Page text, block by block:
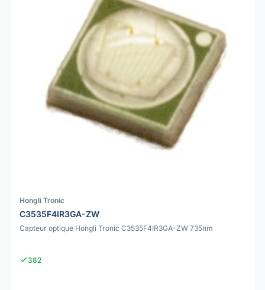
Hongli Tronic
C3535F4IR3GA-ZW
Capteur optique Hongli Tronic C3535F4IR3GA-ZW 735nm
382